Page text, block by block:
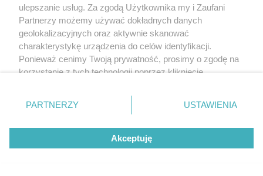
ulepszanie usług. Za zgodą Użytkownika my i Zaufani
Partnerzy możemy używać dokładnych danych
geolokalizacyjnych oraz aktywnie skanować
charakterystykę urządzenia do celów identyfikacji.
Ponieważ cenimy Twoją prywatność, prosimy o zgodę na
korzystanie z tych technologii poprzez kliknięcie
zmienić/wycofać klikając przycisk ustawień prywatności
znajdujący się w lewym dolnym rogu strony
rodzaje przetwarzania danych nie wymagają zgody
użytkownika, ale masz prawo sprzeciwić się takiemu
przetwarzaniu. Preferencje będą miały zastosowanie tylko
PARTNERZY USTAWIENIA
Akceptuję